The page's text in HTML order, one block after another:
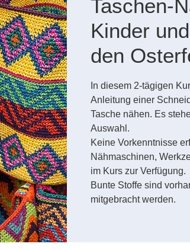
Taschen-
Kinder
den
In diesem 2-tägigen
Anleitung einer
Tasche nähen. Es
Auswahl.
Keine Vorkenntnisse
Nähmaschinen,
im Kurs zur Verfügung.
Bunte Stoffe sind
mitgebracht werden.